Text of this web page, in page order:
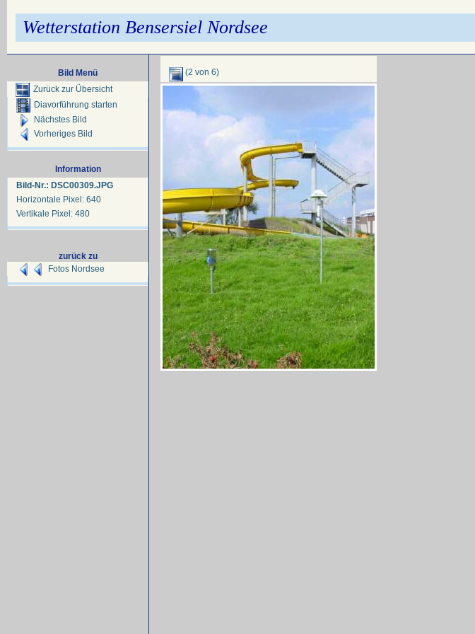
Wetterstation Bensersiel Nordsee
Bild Menü
Zurück zur Übersicht
Diavorführung starten
Nächstes Bild
Vorheriges Bild
Information
Bild-Nr.: DSC00309.JPG
Horizontale Pixel: 640
Vertikale Pixel: 480
zurück zu
Fotos Nordsee
(2 von 6)